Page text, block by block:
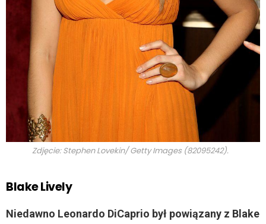
Zdjęcie: Stephen Lovekin/ Getty Images (82095242).
Blake Lively
Niedawno Leonardo DiCaprio był powiązany z Blake